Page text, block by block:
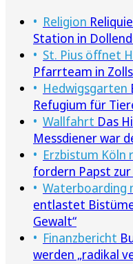
Religion
Station in
St. Pius öffnet
Pfarrteam in
Hedwigsgarten
Refugium für
Wallfahrt Das
Messdiener war
Erzbistum Köln
fordern Papst
Waterboarding
entlastet
Gewalt“
Finanzbericht
werden „radikal